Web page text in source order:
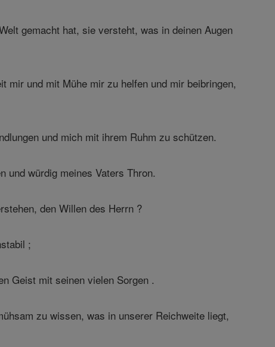
gemacht hat, sie versteht, was in deinen Augen
mir und mit Mühe mir zu helfen und mir beibringen,
und mich mit ihrem Ruhm zu schützen.
und würdig meines Vaters Thron.
den Willen des Herrn ?
;
Geist mit seinen vielen Sorgen .
zu wissen, was in unserer Reichweite liegt,